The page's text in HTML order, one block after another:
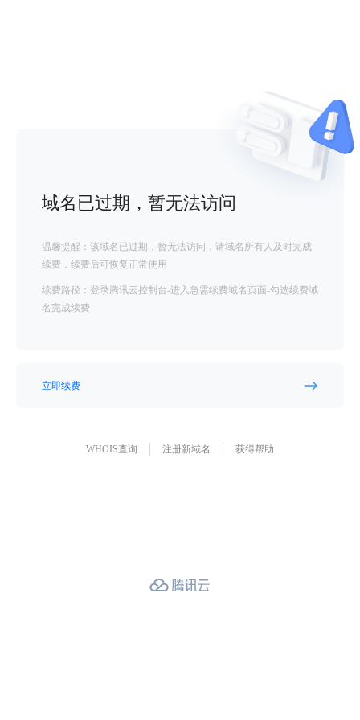
域名已过期，暂无法访问
温馨提醒：该域名已过期，暂无法访问，请域名所有人及时完成
续费，续费后可恢复正常使用
续费路径：登录腾讯云控制台-进入急需续费域名页面-勾选续费域
名完成续费
立即续费
WHOIS查询 注册新域名 获得帮助